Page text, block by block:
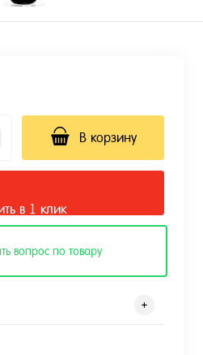
В корзину
в 1 клик
вопрос по товару